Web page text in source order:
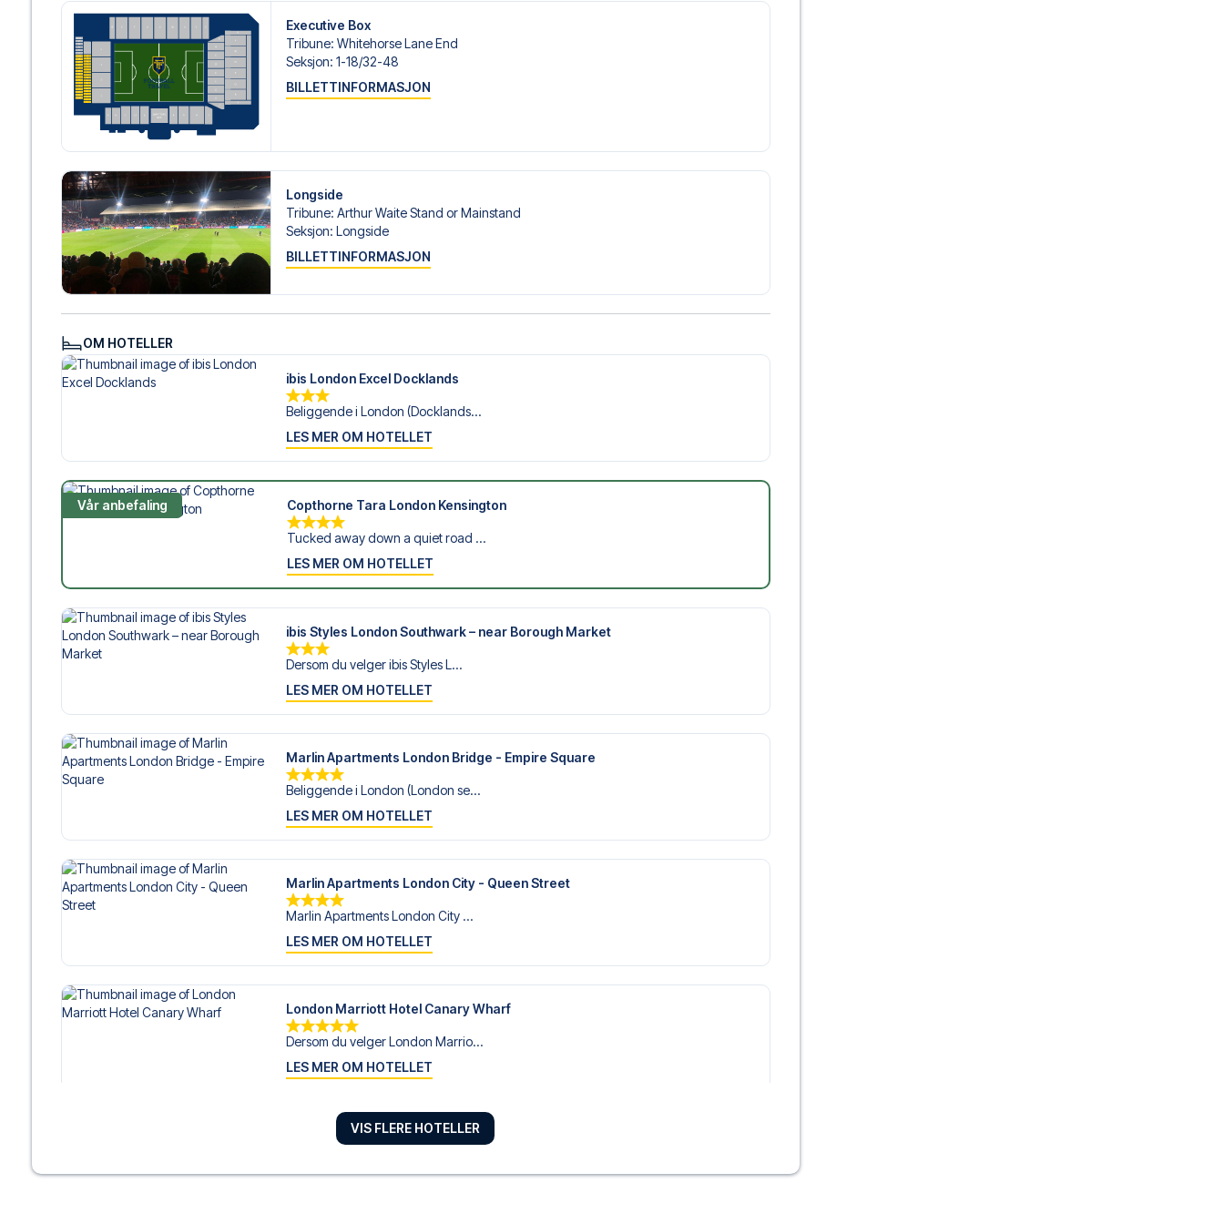
personlig service både før og under reisen. Vi er tilgjengelige på
hjelp til å bestille reisen.
Er du klar for å oppleve Crystal Palace på Selhurst Park mot Ipswich? Kontakt oss idag, og la oss hjelpe deg med å
realisere din fotballreisedrøm!
Executive Box
Tribune: Whitehorse Lane End
Seksjon: 1-18/​32-48
BILLETTINFORMASJON
Longside
Tribune: Arthur Waite Stand or Mainstand
Seksjon: Longside
BILLETTINFORMASJON
OM HOTELLER
ibis London Excel Docklands
Beliggende i London (Docklands...
LES MER OM HOTELLET
Vår anbefaling Copthorne Tara London Kensington
Tucked away down a quiet road ...
LES MER OM HOTELLET
ibis Styles London Southwark – near Borough Market
Dersom du velger ibis Styles L...
LES MER OM HOTELLET
Marlin Apartments London Bridge - Empire Square
Beliggende i London (London se...
LES MER OM HOTELLET
Marlin Apartments London City - Queen Street
Marlin Apartments London City ...
LES MER OM HOTELLET
London Marriott Hotel Canary Wharf
Dersom du velger London Marrio...
LES MER OM HOTELLET
ibis London City - Shoreditch
VIS FLERE HOTELLER